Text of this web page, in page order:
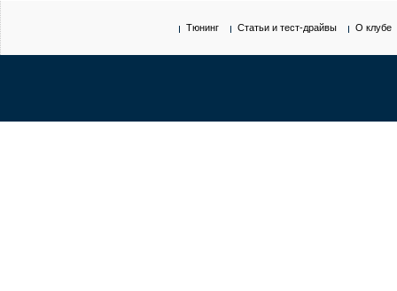
Тюнинг Статьи и тест-драйвы О клубе